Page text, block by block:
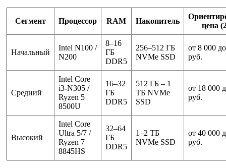
Сегмент Процессор RAM Накопитель
цена
Начальный
Intel N100 /
N200
8–16
ГБ
DDR5
256–512 ГБ
NVMe SSD
от 8 000
руб.
Средний
Intel Core
i3-N305 /
Ryzen 5
8500U
16–32
ГБ
DDR5
512 ГБ – 1
ТБ NVMe
SSD
от 18 000
руб.
Высокий
Intel Core
Ultra 5/7 /
Ryzen 7
8845HS
32–64
ГБ
DDR5
1–2 ТБ
NVMe SSD
от 40 000
руб.